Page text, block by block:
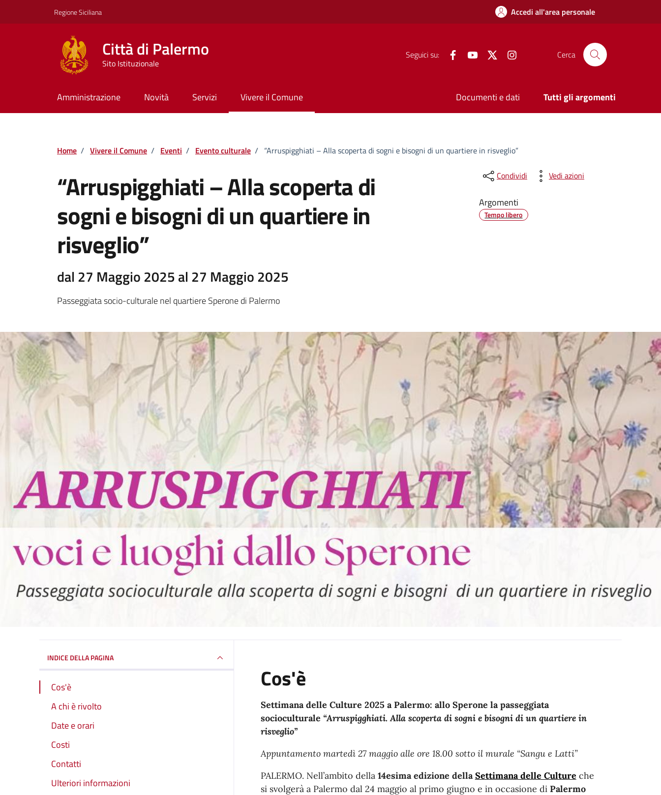
Regione Siciliana Accedi all'area personale
Città di Palermo
Sito Istituzionale
Seguici su: FacebookYouTube Twitter Cerca
Amministrazione Novità Servizi Vivere il Comune Documenti e dati Tutti gli argomenti
Home / Vivere il Comune / Eventi / Evento culturale / “Arruspigghiati – Alla scoperta di sogni e bisogni di un quartiere in risveglio”
“Arruspigghiati – Alla scoperta di
sogni e bisogni di un quartiere in
risveglio”
dal 27 Maggio 2025 al 27 Maggio 2025
Passeggiata socio-culturale nel quartiere Sperone di Palermo
Condividi Vedi azioni
Argomenti
Tempo libero
INDICE DELLA PAGINA
Cos'è
A chi è rivolto
Date e orari
Costi
Contatti
Ulteriori informazioni
Cos'è
Settimana delle Culture 2025 a Palermo: allo Sperone la passeggiata
socioculturale “Arruspigghiati. Alla scoperta di sogni e bisogni di un quartiere in
risveglio”
Appuntamento martedì 27 maggio alle ore 18.00 sotto il murale “Sangu e Latti”
PALERMO. Nell’ambito della 14esima edizione dellaSettimana delle Culture che
si svolgerà a Palermo dal 24 maggio al primo giugno e in occasione di Palermo